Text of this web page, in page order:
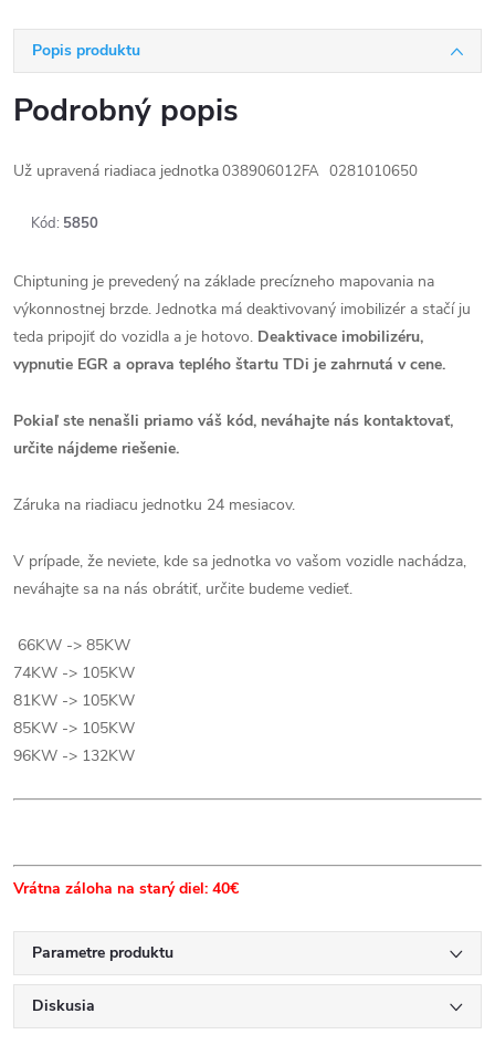
Popis produktu
Podrobný popis
Už upravená riadiaca jednotka038906012FA 0281010650
Kód: 5850
Chiptuning je prevedený na základe precízneho mapovania na
výkonnostnej brzde. Jednotka má deaktivovaný imobilizér a stačí ju
teda pripojiť do vozidla a je hotovo. Deaktivace imobilizéru,
vypnutie EGR a oprava teplého štartu TDi je zahrnutá v cene.
Pokiaľ ste nenašli priamo váš kód, neváhajte nás kontaktovať,
určite nájdeme riešenie.
Záruka na riadiacu jednotku 24 mesiacov.
V prípade, že neviete, kde sa jednotka vo vašom vozidle nachádza,
neváhajte sa na nás obrátiť, určite budeme vedieť.
66KW -> 85KW
74KW -> 105KW
81KW -> 105KW
85KW -> 105KW
96KW -> 132KW
Vrátna záloha na starý diel: 40€
Parametre produktu
Diskusia